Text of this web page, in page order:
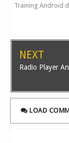
Training Android
NEXT
Radio Player
LOAD